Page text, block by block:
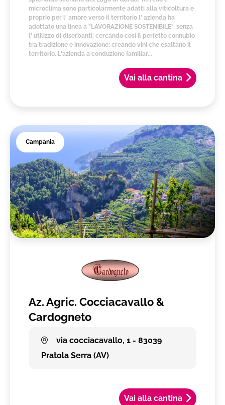
Vai alla cantina
microclima sono particolarmente adatti alla viticoltura e
proprio per l' amore verso il territorio l' azienda ha
adottato una linea a "LAVORAZIONE SOSTENIBILE", senza
l' utilizzo di diserbanti; cercando così il perfetto connubio
tra tradizione e innovazione; creando vini che esaltano il
territorio. L'azienda a conduzione familiar...
Campania
Az. Agric. Cocciacavallo &
Cardogneto
via cocciacavallo, 1 - 83039
Pratola Serra (AV)
Vai alla cantina